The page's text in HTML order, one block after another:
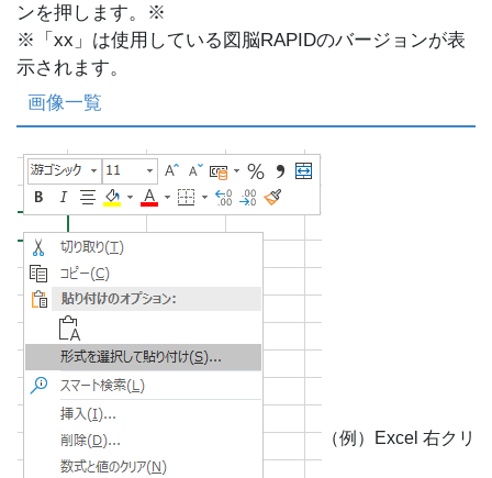
ンを押します。※
※「xx」は使用している図脳RAPIDのバージョンが表
示されます。
画像一覧
（例）Excel 右クリ